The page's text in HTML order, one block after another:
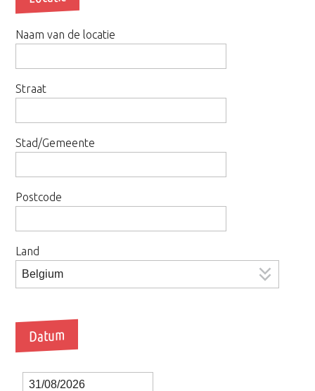
Naam van de locatie
Straat
Stad/Gemeente
Postcode
Land
Datum
Date